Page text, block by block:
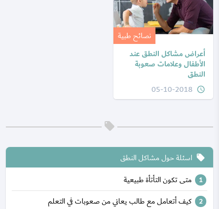
نصائح طبية
أعراض مشاكل النطق عند
الأطفال وعلامات صعوبة
النطق
query_builder
05-10-2018
local_offer اسئلة حول مشاكل النطق
متى تكون التأتأة طبيعية
كيف أتعامل مع طالب يعاني من صعوبات في التعلم